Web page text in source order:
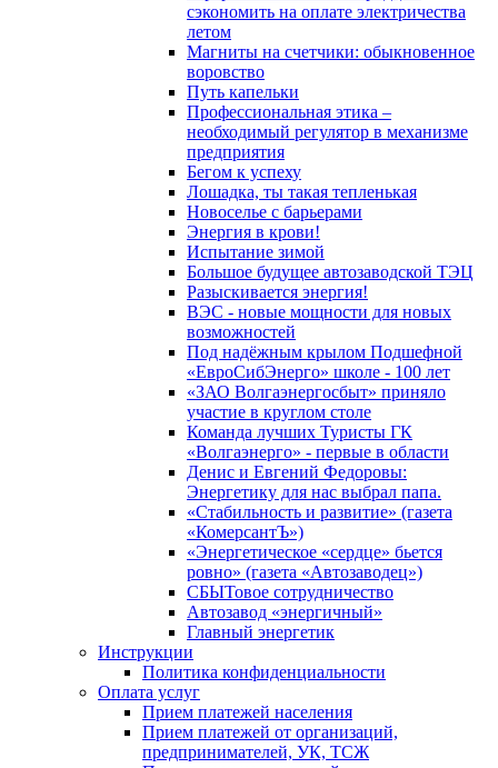
сэкономить на оплате электричества
летом
Магниты на счетчики: обыкновенное
воровство
Путь капельки
Профессиональная этика –
необходимый регулятор в механизме
предприятия
Бегом к успеху
Лошадка, ты такая тепленькая
Новоселье с барьерами
Энергия в крови!
Испытание зимой
Большое будущее автозаводской ТЭЦ
Разыскивается энергия!
ВЭС - новые мощности для новых
возможностей
Под надёжным крылом Подшефной
«ЕвроСибЭнерго» школе - 100 лет
«ЗАО Волгаэнергосбыт» приняло
участие в круглом столе
Команда лучших Туристы ГК
«Волгаэнерго» - первые в области
Денис и Евгений Федоровы:
Энергетику для нас выбрал папа.
«Стабильность и развитие» (газета
«КомерсантЪ»)
«Энергетическое «сердце» бьется
ровно» (газета «Автозаводец»)
СБЫТовое сотрудничество
Автозавод «энергичный»
Главный энергетик
Инструкции
Политика конфиденциальности
Оплата услуг
Прием платежей населения
Прием платежей от организаций,
предпринимателей, УК, ТСЖ